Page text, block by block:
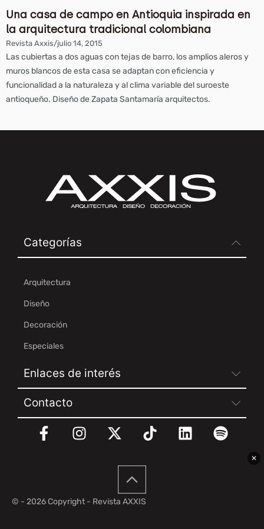
Una casa de campo en Antioquia inspirada en
la arquitectura tradicional colombiana
Revista Axxis/julio 14, 2015
Las cubiertas a dos aguas con tejas de barro, los amplios aleros y
muros blancos de esta casa se adaptan con eficiencia y
funcionalidad a la naturaleza y al clima variable del suroeste
antioqueño. Diseño de Zapata Santamaría arquitectos.
✕
Categorías
Arquitectura
Diseño
Decoración
Especiales
Enlaces de interés
Contacto
© - 2026 Copyright - Revista AXXIS